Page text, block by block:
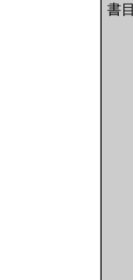
書目